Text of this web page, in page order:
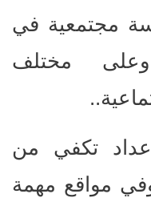
مجتمعية في
مختلف
تكفي من
مواقع مهمة